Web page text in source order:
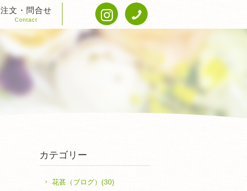
注文・問合せ
Contact
カテゴリー
花甚（ブログ）(30)